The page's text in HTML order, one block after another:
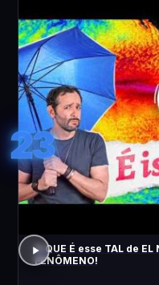
23
O QUE É esse TAL de
FENÔMENO!